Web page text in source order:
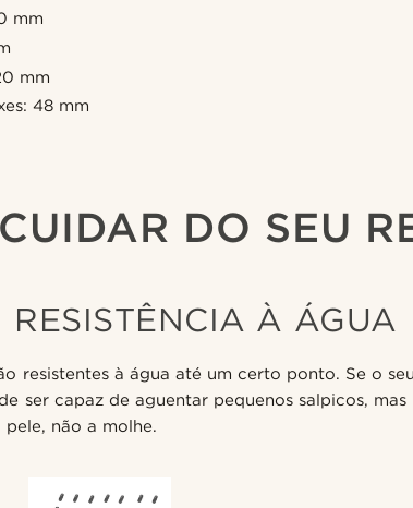
mm
mm
48 mm
DO SEU
RESISTÊNCIA À ÁGUA
resistentes à água até um certo ponto. Se o
ser capaz de aguentar pequenos salpicos,
não a molhe.